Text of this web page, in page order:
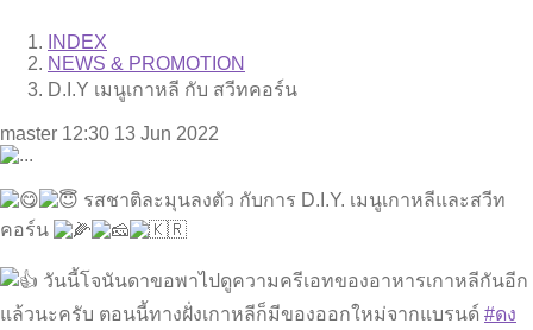
INDEX
NEWS & PROMOTION
D.I.Y เมนูเกาหลี กับ สวีทคอร์น
master 12:30 13 Jun 2022
รสชาติละมุนลงตัว กับการ D.I.Y. เมนูเกาหลีและสวีท
คอร์น
วันนี้โจนันดาขอพาไปดูความครีเอทของอาหารเกาหลีกันอีก
แล้วนะครับ ตอนนี้ทางฝั่งเกาหลีก็มีของออกใหม่จากแบรนด์ #ดง